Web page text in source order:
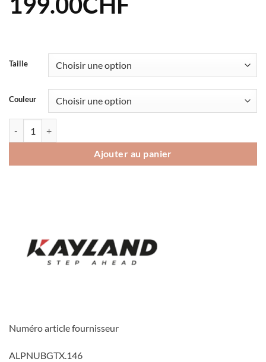
Taille
Couleur
Ajouter au panier
Numéro article fournisseur
ALPNUBGTX.146